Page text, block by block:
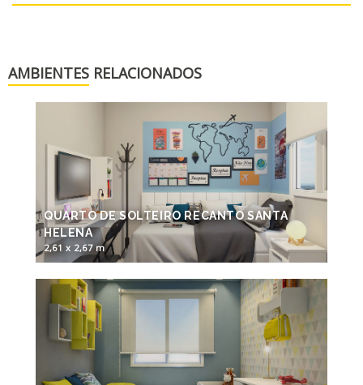
AMBIENTES RELACIONADOS
QUARTO DE SOLTEIRO RECANTO SANTA
HELENA
2,61 x 2,67 m